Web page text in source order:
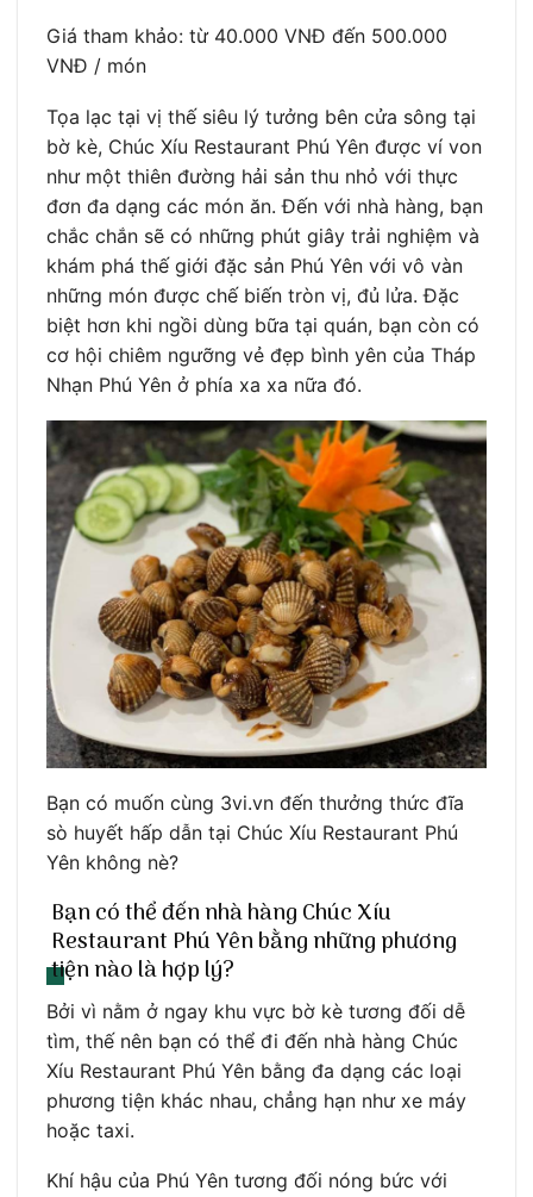
Giá tham khảo: từ 40.000 VNĐ đến 500.000
VNĐ / món
Tọa lạc tại vị thế siêu lý tưởng bên cửa sông tại
bờ kè, Chúc Xíu Restaurant Phú Yên được ví von
như một thiên đường hải sản thu nhỏ với thực
đơn đa dạng các món ăn. Đến với nhà hàng, bạn
chắc chắn sẽ có những phút giây trải nghiệm và
khám phá thế giới đặc sản Phú Yên với vô vàn
những món được chế biến tròn vị, đủ lửa. Đặc
biệt hơn khi ngồi dùng bữa tại quán, bạn còn có
cơ hội chiêm ngưỡng vẻ đẹp bình yên của Tháp
Nhạn Phú Yên ở phía xa xa nữa đó.
Bạn có muốn cùng 3vi.vn đến thưởng thức đĩa
sò huyết hấp dẫn tại Chúc Xíu Restaurant Phú
Yên không nè?
Bạn có thể đến nhà hàng Chúc Xíu
Restaurant Phú Yên bằng những phương
tiện nào là hợp lý?
Bởi vì nằm ở ngay khu vực bờ kè tương đối dễ
tìm, thế nên bạn có thể đi đến nhà hàng Chúc
Xíu Restaurant Phú Yên bằng đa dạng các loại
phương tiện khác nhau, chẳng hạn như xe máy
hoặc taxi.
Khí hậu của Phú Yên tương đối nóng bức với